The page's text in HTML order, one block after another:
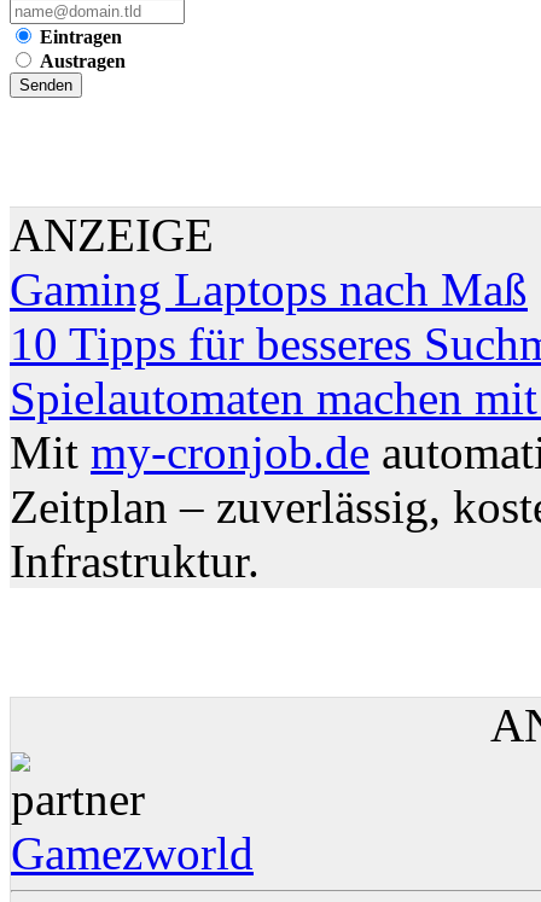
Eintragen
Austragen
ANZEIGE
Gaming Laptops nach Maß
10 Tipps für besseres
Spielautomaten machen
Mit my-cronjob.de
Zeitplan – zuverlässig,
Infrastruktur.
Gamezworld